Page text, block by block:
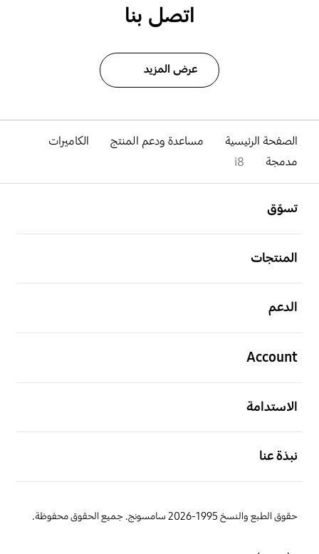
اتصل بنا
عرض المزيد
الصفحة الرئيسية مساعدة ودعم المنتج
الكاميرات
مدمجة
i8
تسوّق
المنتجات
الدعم
Account
الاستدامة
نبذة عنا
حقوق الطبع والنسخ 1995-2026 سامسونج. جميع الحقوق محفوظة.